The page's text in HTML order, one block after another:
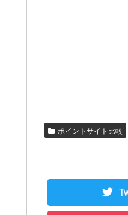
ポイントサイト比較